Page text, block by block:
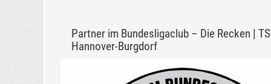
Partner im Bundesligaclub – Die Recken |
Hannover-Burgdorf